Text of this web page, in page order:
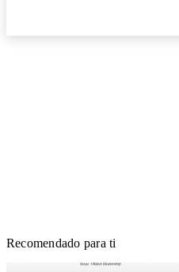
Recomendado para ti